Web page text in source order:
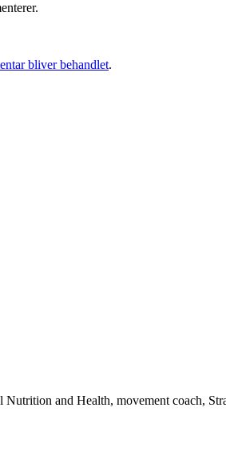
bliver behandlet.
and Health, movement coach,